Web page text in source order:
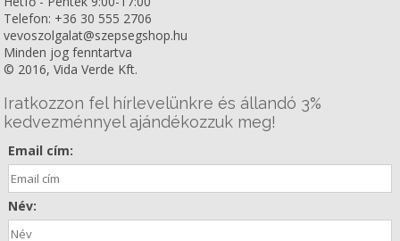
Telefon: +36 30 555 2706
vevoszolgalat@szepsegshop.hu
Minden jog fenntartva
© 2016, Vida Verde Kft.
Iratkozzon fel hírlevelünkre és állandó 3%
kedvezménnyel ajándékozzuk meg!
Email cím:
Név: